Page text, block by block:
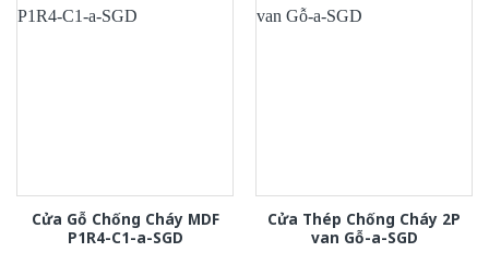
Cửa Gỗ Chống Cháy MDF
P1R4-C1-a-SGD
Cửa Thép Chống Cháy 2P
van Gỗ-a-SGD